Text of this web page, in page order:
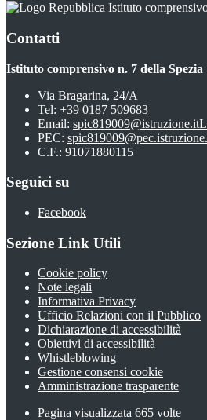
Istituto
Contatti
Istituto comprensivo n. 7 della Spezia
Via Bragarina, 24/A
Tel: +39 0187 509683
Email: spic819009@istruzione.it
PEC:
C.F.: 91071880115
Seguici su
Facebook
Sezione Link Utili
Cookie policy
Note legali
Informativa Privacy
Ufficio Relazioni con il Pubblico
Dichiarazione di accessibilità
Obiettivi di accessibilità
Whistleblowing
Gestione consensi cookie
Amministrazione trasparente
Pagina visualizzata 665 volte